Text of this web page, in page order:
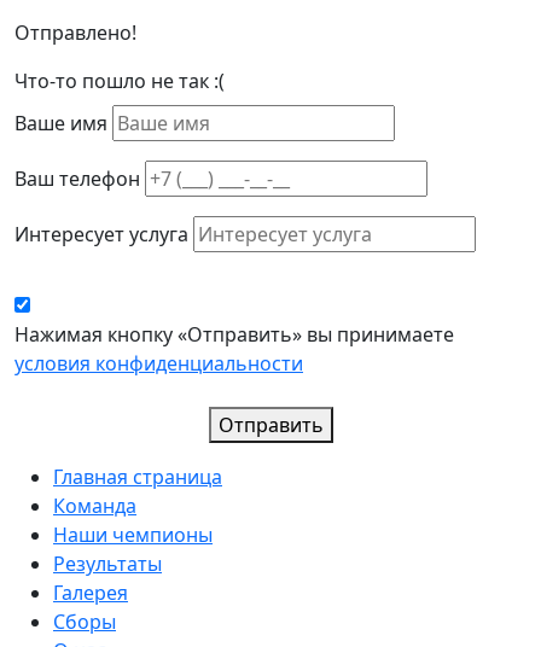
Отправлено!
Что-то пошло не так :(
Ваше имя
Ваш телефон
Интересует услуга
Нажимая кнопку «Отправить» вы принимаете
условия конфиденциальности
Отправить
Главная страница
Команда
Наши чемпионы
Результаты
Галерея
Сборы